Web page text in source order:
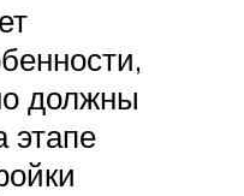
должны
этапе